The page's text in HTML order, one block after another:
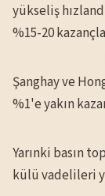
yükseliş
%15-20
Şanghay ve
%1'e yakın
Yarınki basın
külü vadelileri